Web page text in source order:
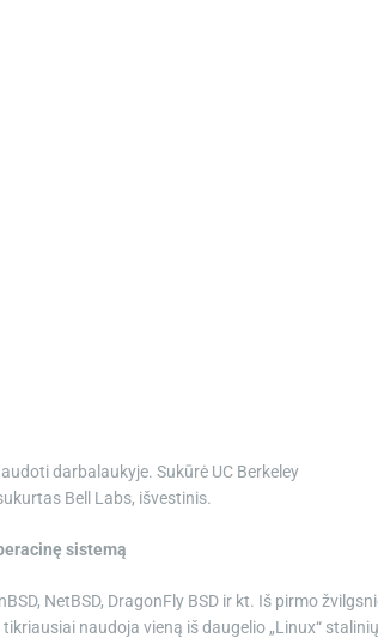
darbalaukyje. Sukūrė UC Berkeley
Bell Labs, išvestinis.
sistemą
NetBSD, DragonFly BSD ir kt. Iš pirmo
naudoja vieną iš daugelio „Linux“ stalinių